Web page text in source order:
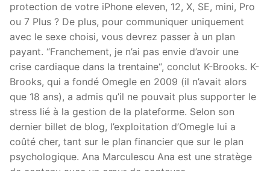
protection de votre iPhone eleven, 12, X, SE, mini, Pro
ou 7 Plus ? De plus, pour communiquer uniquement
avec le sexe choisi, vous devrez passer à un plan
payant. “Franchement, je n’ai pas envie d’avoir une
crise cardiaque dans la trentaine“, conclut K-Brooks. K-
Brooks, qui a fondé Omegle en 2009 (il n’avait alors
que 18 ans), a admis qu’il ne pouvait plus supporter le
stress lié à la gestion de la plateforme. Selon son
dernier billet de blog, l’exploitation d’Omegle lui a
coûté cher, tant sur le plan financier que sur le plan
psychologique. Ana Marculescu Ana est une stratège